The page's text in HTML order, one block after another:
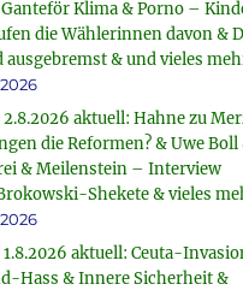
Klima & Porno –
die Wählerinnen davon &
ausgebremst & und vieles
2.8.2026 aktuell: Hahne zu
die Reformen? & Uwe Boll
& Meilenstein – Interview
Shekete & vieles
1.8.2026 aktuell: Ceuta-
Hass & Innere Sicherheit &